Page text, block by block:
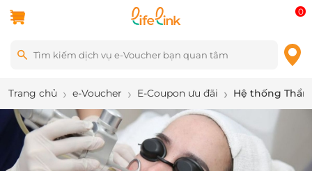
0
Trang chủ e-Voucher E-Coupon ưu đãi Hệ thống